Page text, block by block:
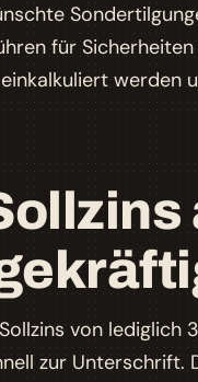
für
werden
von lediglich
zur Unterschrift.